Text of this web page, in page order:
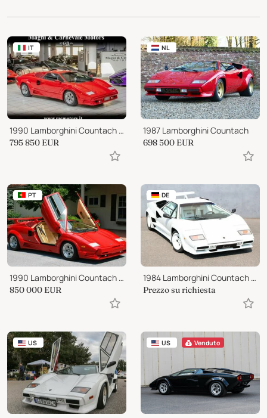
IT
1990 Lamborghini Countach 25th Anniversary
795 850 EUR
NL
1987 Lamborghini Countach
698 500 EUR
PT
1990 Lamborghini Countach 25th Anniversary Edition
850 000 EUR
DE
1984 Lamborghini Countach LP 5000S
Prezzo su richiesta
US US Venduto